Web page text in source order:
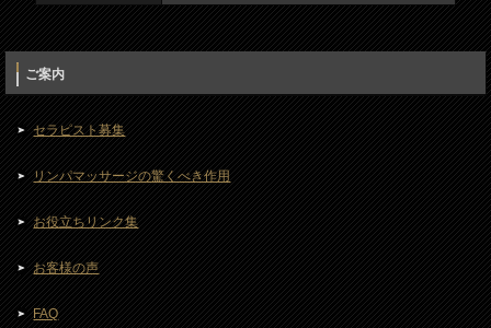
ご案内
セラピスト募集
リンパマッサージの驚くべき作用
お役立ちリンク集
お客様の声
FAQ